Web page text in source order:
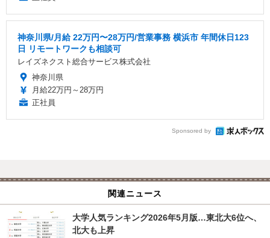
神奈川県/月給 22万円〜28万円/営業事務 横浜市 年間休日123
日 リモートワークも相談可
レイズネクスト総合サービス株式会社
神奈川県
月給22万円～28万円
正社員
Sponsored by
関連ニュース
大学人気ランキング2026年5月版…東北大6位へ、
北大も上昇